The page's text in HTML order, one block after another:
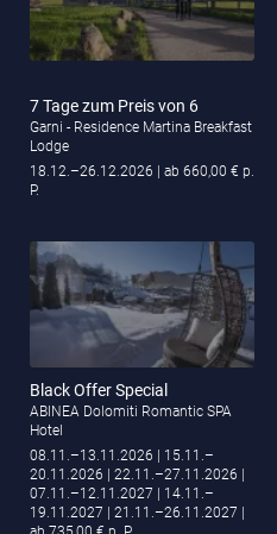
7 Tage zum Preis von 6
Garni - Residence Martina Breakfast
Lodge
18.12.–26.12.2026
| ab 660,00 € p.
P.
Black Offer Special
ABINEA Dolomiti Romantic SPA
Hotel
08.11.–13.11.2026
| 15.11.–
20.11.2026
| 22.11.–27.11.2026
07.11.–12.11.2027
| 14.11.–
19.11.2027
| 21.11.–26.11.2027